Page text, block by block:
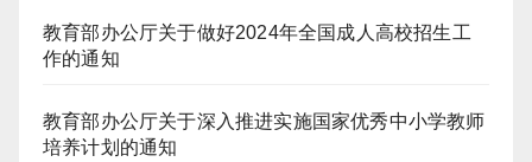
教育部办公厅关于做好2024年全国成人高校招生工
作的通知
教育部办公厅关于深入推进实施国家优秀中小学教师
培养计划的通知